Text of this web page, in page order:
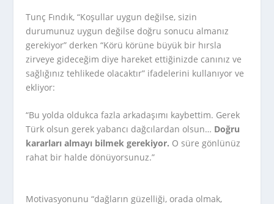
Tunç Fındık, “Koşullar uygun değilse, sizin
durumunuz uygun değilse doğru sonucu almanız
gerekiyor” derken “Körü körüne büyük bir hırsla
zirveye gideceğim diye hareket ettiğinizde canınız ve
sağlığınız tehlikede olacaktır” ifadelerini kullanıyor ve
ekliyor:
“Bu yolda oldukca fazla arkadaşımı kaybettim. Gerek
Türk olsun gerek yabancı dağcılardan olsun… Doğru
kararları almayı bilmek gerekiyor. O süre gönlünüz
rahat bir halde dönüyorsunuz.”
Motivasyonunu “dağların güzelliği, orada olmak,